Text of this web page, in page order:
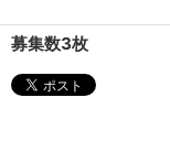
募集数3枚